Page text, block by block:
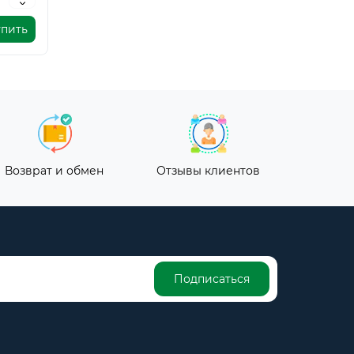
Возврат и обмен Отзывы клиентов
Подписаться